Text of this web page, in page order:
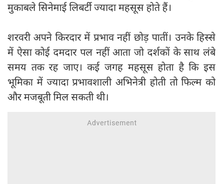
मुकाबले सिनेमाई लिबर्टी ज्यादा महसूस होते हैं।
शरवरी अपने किरदार में प्रभाव नहीं छोड़ पातीं। उनके हिस्से
में ऐसा कोई दमदार पल नहीं आता जो दर्शकों के साथ लंबे
समय तक रह जाए। कई जगह महसूस होता है कि इस
भूमिका में ज्यादा प्रभावशाली अभिनेत्री होती तो फिल्म को
और मजबूती मिल सकती थी।